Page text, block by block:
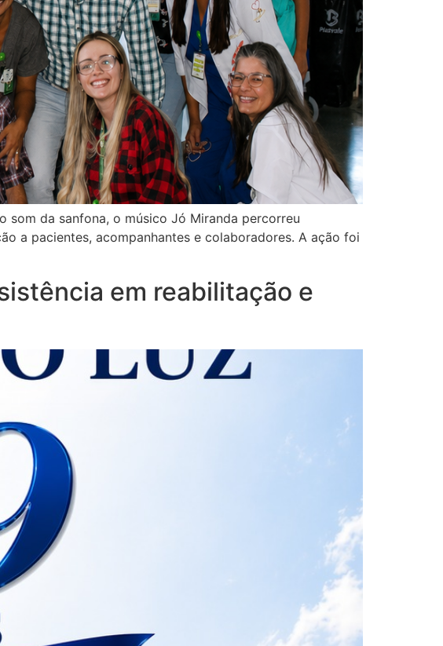
som da sanfona, o músico Jó Miranda percorreu
a pacientes, acompanhantes e colaboradores. A ação foi
em reabilitação e